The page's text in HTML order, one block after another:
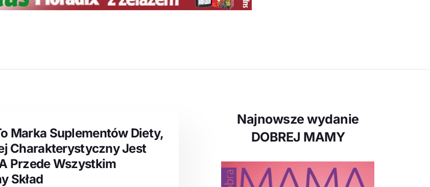
Marka Suplementów Diety,
Charakterystyczny Jest
Przede Wszystkim
Skład
Najnowsze wydanie
DOBREJ MAMY